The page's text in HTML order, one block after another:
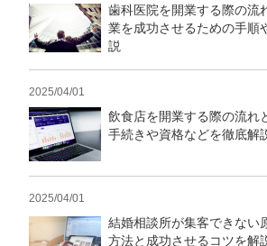
歯科医院を開業する際の流
業を成功させるための手順
説
2025/04/01
飲食店を開業する際の流れ
手続きや資格などを徹底解
2025/04/01
結婚相談所が集客できない
方法と成功させるコツを解